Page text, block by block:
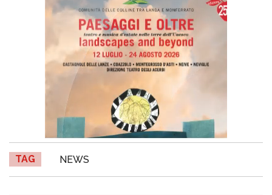
TAG NEWS